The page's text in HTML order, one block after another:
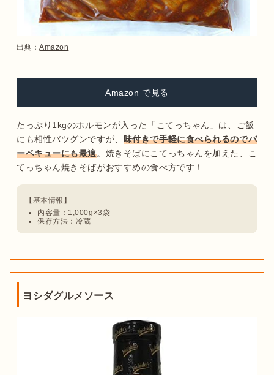
出典：Amazon
Amazon で見る
たっぷり1kgのホルモンが入った「こてっちゃん」は、ご飯
にも相性バツグンですが、 味付きで手軽に食べられるのでバ
ーベキューにも最適。焼きそばにこてっちゃんを加えた、こ
内容量：1,000g×3袋
保存方法：冷蔵
ヨシダグルメソース